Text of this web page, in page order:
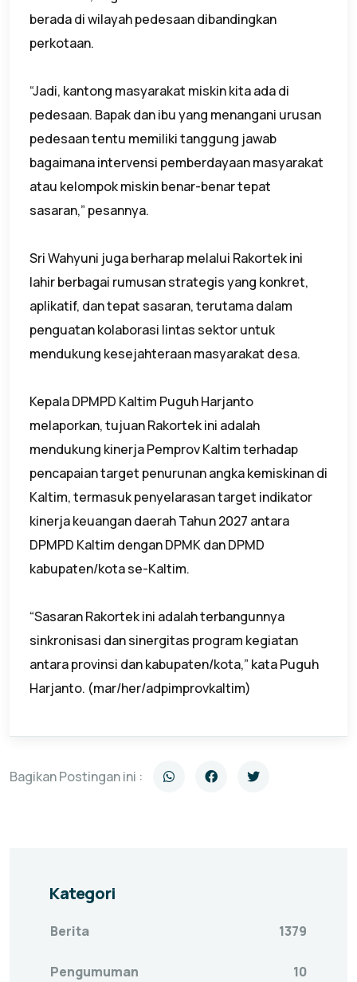
berada di wilayah pedesaan dibandingkan
perkotaan.
“Jadi, kantong masyarakat miskin kita ada di
pedesaan. Bapak dan ibu yang menangani urusan
pedesaan tentu memiliki tanggung jawab
bagaimana intervensi pemberdayaan masyarakat
atau kelompok miskin benar-benar tepat
sasaran,” pesannya.
Sri Wahyuni juga berharap melalui Rakortek ini
lahir berbagai rumusan strategis yang konkret,
aplikatif, dan tepat sasaran, terutama dalam
penguatan kolaborasi lintas sektor untuk
mendukung kesejahteraan masyarakat desa.
Kepala DPMPD Kaltim Puguh Harjanto
melaporkan, tujuan Rakortek ini adalah
mendukung kinerja Pemprov Kaltim terhadap
pencapaian target penurunan angka kemiskinan di
Kaltim, termasuk penyelarasan target indikator
kinerja keuangan daerah Tahun 2027 antara
DPMPD Kaltim dengan DPMK dan DPMD
kabupaten/kota se-Kaltim.
“Sasaran Rakortek ini adalah terbangunnya
sinkronisasi dan sinergitas program kegiatan
antara provinsi dan kabupaten/kota,” kata Puguh
Harjanto. (mar/her/adpimprovkaltim)
Bagikan Postingan ini :
Kategori
Berita 1379
Pengumuman 10